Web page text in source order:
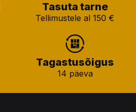
Tasuta tarne
Tellimustele al 150 €
Tagastusõigus
14 päeva